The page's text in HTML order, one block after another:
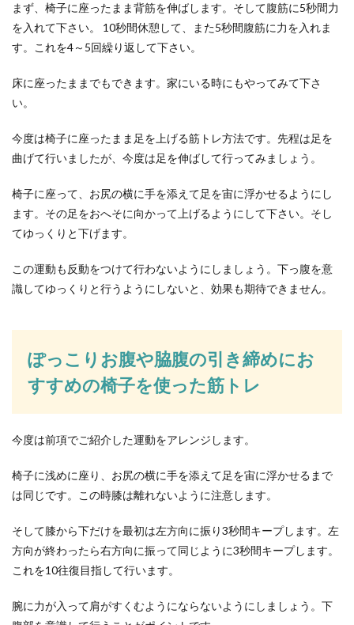
まず、椅子に座ったまま背筋を伸ばします。そして腹筋に5秒間力
を入れて下さい。 10秒間休憩して、また5秒間腹筋に力を入れま
す。これを4～5回繰り返して下さい。
床に座ったままでもできます。家にいる時にもやってみて下さ
い。
今度は椅子に座ったまま足を上げる筋トレ方法です。先程は足を
曲げて行いましたが、今度は足を伸ばして行ってみましょう。
椅子に座って、お尻の横に手を添えて足を宙に浮かせるようにし
ます。その足をおへそに向かって上げるようにして下さい。そし
てゆっくりと下げます。
この運動も反動をつけて行わないようにしましょう。下っ腹を意
識してゆっくりと行うようにしないと、効果も期待できません。
ぽっこりお腹や脇腹の引き締めにお
すすめの椅子を使った筋トレ
今度は前項でご紹介した運動をアレンジします。
椅子に浅めに座り、お尻の横に手を添えて足を宙に浮かせるまで
は同じです。この時膝は離れないように注意します。
そして膝から下だけを最初は左方向に振り3秒間キープします。左
方向が終わったら右方向に振って同じように3秒間キープします。
これを10往復目指して行います。
腕に力が入って肩がすくむようにならないようにしましょう。下